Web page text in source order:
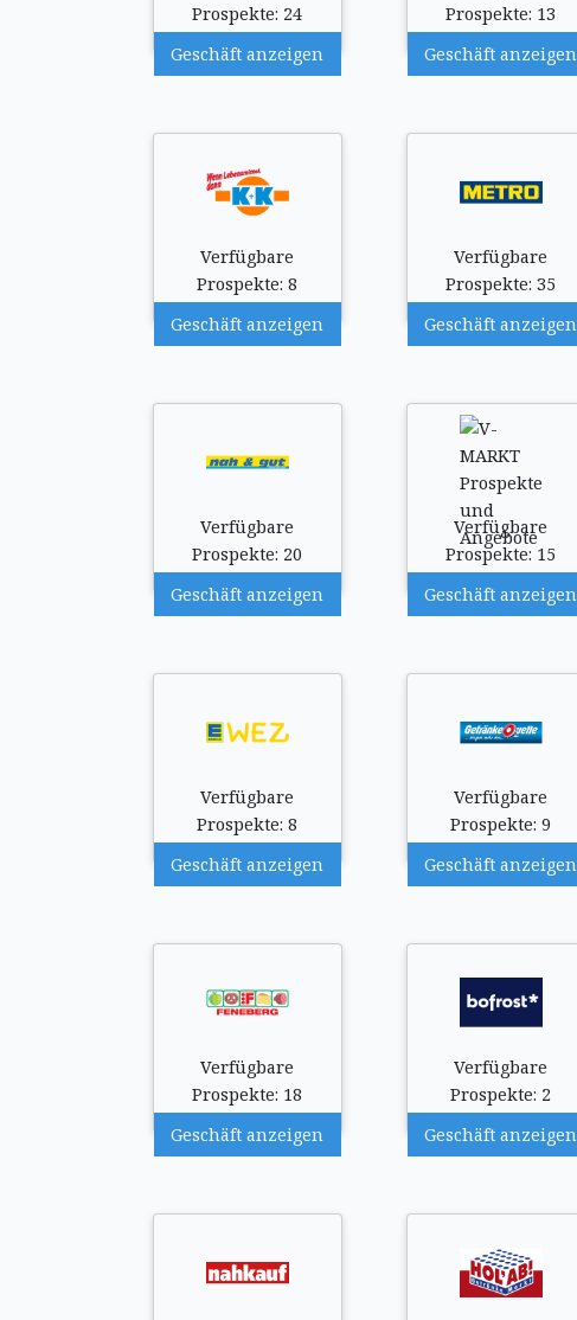
Prospekte: 24
Geschäft anzeigen
Prospekte: 13
Geschäft anzeigen
Verfügbare
Prospekte: 8
Geschäft anzeigen
Verfügbare
Prospekte: 35
Geschäft anzeigen
Verfügbare
Prospekte: 20
Geschäft anzeigen
Verfügbare
Prospekte: 15
Geschäft anzeigen
Verfügbare
Prospekte: 8
Geschäft anzeigen
Verfügbare
Prospekte: 9
Geschäft anzeigen
Verfügbare
Prospekte: 18
Geschäft anzeigen
Verfügbare
Prospekte: 2
Geschäft anzeigen